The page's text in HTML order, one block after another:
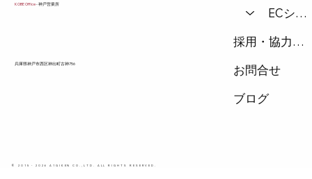
KOBE Office- 神戸営業所
兵庫県神戸市西区神出町古神756
© 2015 - 2026 A1GIKEN CO.,LTD. ALL RIGHTS RESERVED.
ECショップ
採用・協力会社
お問合せ
ブログ